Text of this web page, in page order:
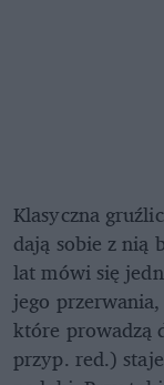
Klasyczna
dają sobie z nią
lat mówi się
jego
które prowadzą
przyp. red.)